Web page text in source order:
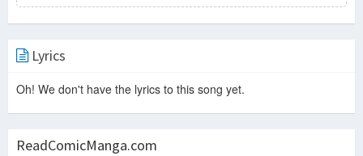
Lyrics
Oh! We don't have the lyrics to this song yet.
ReadComicManga.com